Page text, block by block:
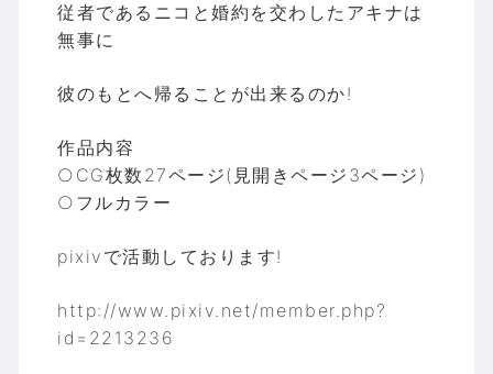
従者であるニコと婚約を交わしたアキナは
無事に
彼のもとへ帰ることが出来るのか!
作品内容
○CG枚数27ページ(見開きページ3ページ)
○フルカラー
pixivで活動しております!
http://www.pixiv.net/member.php?
id=2213236